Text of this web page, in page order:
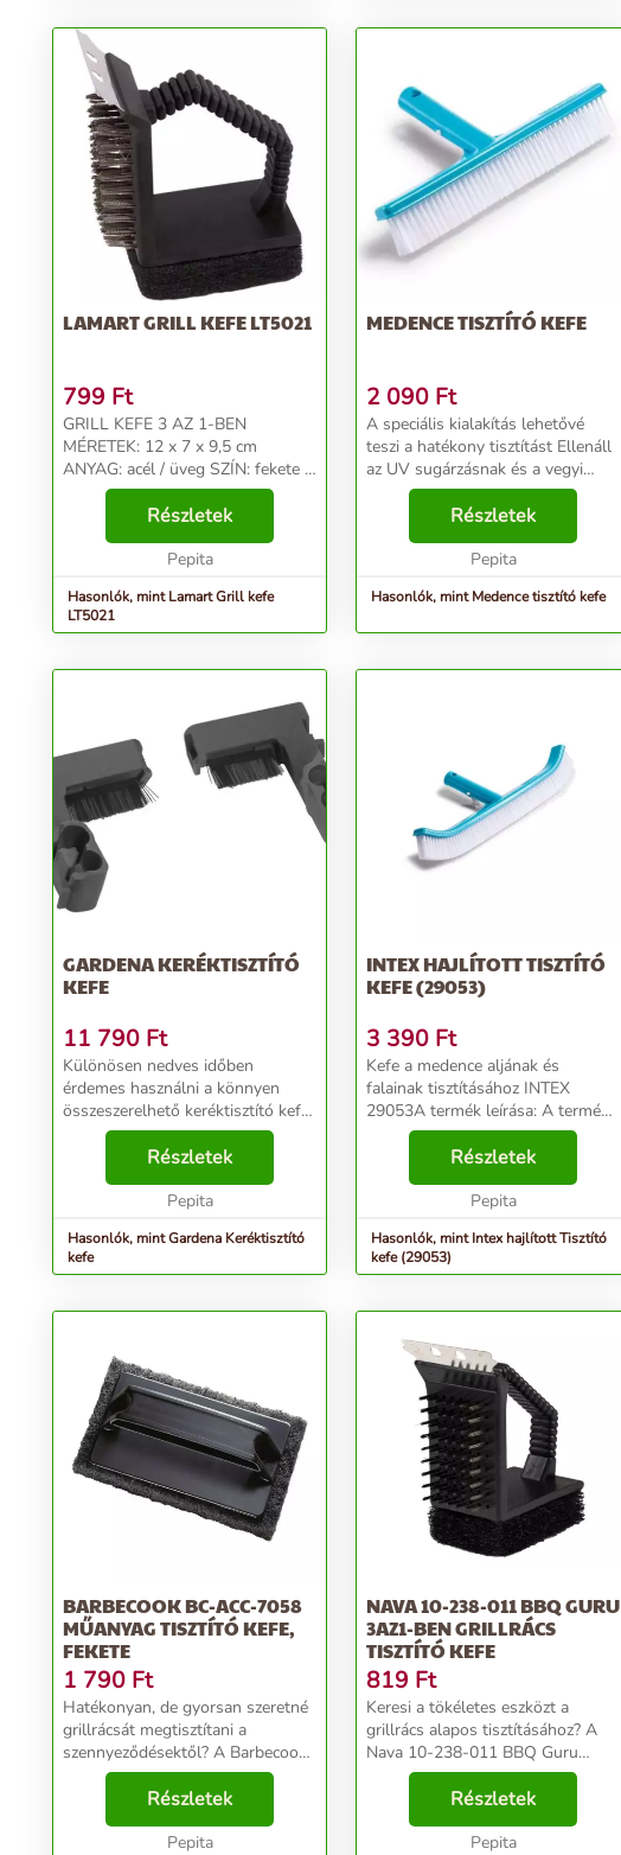
LAMART GRILL KEFE LT5021
799 Ft
GRILL KEFE 3 AZ 1-BEN
MÉRETEK: 12 x 7 x 9,5 cm
ANYAG: acél / üveg SZÍN: fekete A
grill kefe acél sörtékből,
rozsdamentes acél kaparóból és
acél drótkeféből készül, műanyag
nyéllel, melynek...
Részletek
Pepita
Hasonlók, mint Lamart Grill kefe
LT5021
MEDENCE TISZTÍTÓ KEFE
2 090 Ft
A speciális kialakítás lehetővé
teszi a hatékony tisztítást Ellenáll
az UV sugárzásnak és a vegyi
anyagoknak Könnyen keze A
speciális kialakítás lehetővé teszi a
hatékony tisztítást Ellenáll az UV...
Részletek
Pepita
Hasonlók, mint Medence tisztító kefe
GARDENA KERÉKTISZTÍTÓ
KEFE
11 790 Ft
Különösen nedves időben
érdemes használni a könnyen
összeszerelhető keréktisztító kefét
a (smart) SILENO city és (smart)
SILENO life fűnyírókhoz a fű és
egyéb szennyeződések
eltávolításához....
Részletek
Pepita
Hasonlók, mint Gardena Keréktisztító
kefe
INTEX HAJLÍTOTT TISZTÍTÓ
KEFE (29053)
3 390 Ft
Kefe a medence aljának és
falainak tisztításához INTEX
29053A termék leírása: A termék
leírása: A termék leírása: A termék
leírása: A termék leírása: Kefe a
medence aljának és falának
tisztításához - ...
Részletek
Pepita
Hasonlók, mint Intex hajlított Tisztító
kefe (29053)
BARBECOOK BC-ACC-7058
MŰANYAG TISZTÍTÓ KEFE,
FEKETE
1 790 Ft
Hatékonyan, de gyorsan szeretné
grillrácsát megtisztítani a
szennyeződésektől? A Barbecook
BC-ACC-7058 műanyag tisztító
kefe a megoldás, amely
egyszerűvé teszi a sütőrácsok
tisztítását, így több ideje...
Részletek
Pepita
NAVA 10-238-011 BBQ GURU
3AZ1-BEN GRILLRÁCS
TISZTÍTÓ KEFE
819 Ft
Keresi a tökéletes eszközt a
grillrács alapos tisztításához? A
Nava 10-238-011 BBQ Guru
3az1-ben grillrács tisztító kefe az
elengedhetetlen segítség minden
BBQ szerető számára, aki tiszta és
Részletek
Pepita